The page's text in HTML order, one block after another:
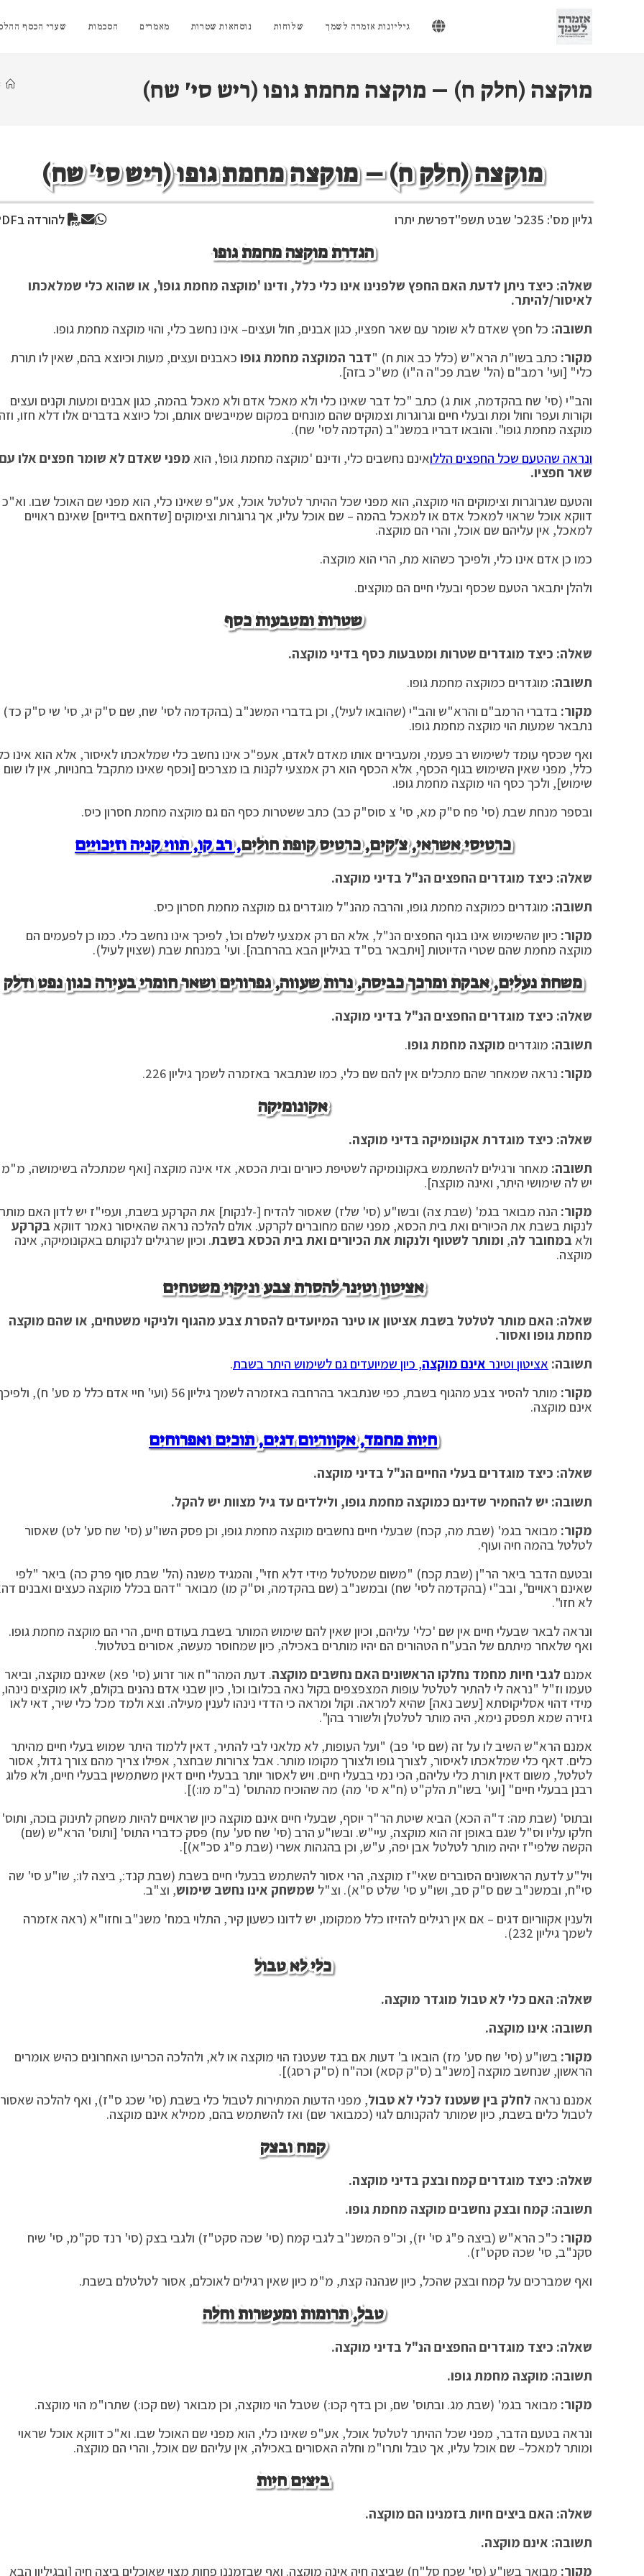
גיליונות אזמרה לשמך שלוחות נוסחאות שטרות מאמרים הסכמות שערי הכסף
מוקצה (חלק ח) – מוקצה מחמת גופו (ריש סי' שח)
מוקצה (חלק ח) – מוקצה מחמת גופו (ריש סי' שח)
גליון מס': 235 כ' שבט תשפ"דפרשת יתרו להורדה בPDF
הגדרת מוקצה מחמת גופו
שאלה: כיצד ניתן לדעת האם החפץ שלפנינו אינו כלי כלל, ודינו 'מוקצה מחמת גופו', או שהוא כלי שמלאכתו
לאיסור/להיתר.
תשובה: כל חפץ שאדם לא שומר עם שאר חפציו, כגון אבנים, חול ועצים– אינו נחשב כלי, והוי מוקצה מחמת גופו.
מקור: כתב בשו"ת הרא"ש (כלל כב אות ח) "דבר המוקצה מחמת גופו כאבנים ועצים, מעות וכיוצא בהם, שאין לו תורת
כלי" [ועי' רמב"ם (הל' שבת פכ"ה ה"ו) מש"כ בזה].
והב"י (סי' שח בהקדמה, אות ג) כתב "כל דבר שאינו כלי ולא מאכל אדם ולא מאכל בהמה, כגון אבנים ומעות וקנים ועצים
וקורות ועפר וחול ומת ובעלי חיים וגרוגרות וצמוקים שהם מונחים במקום שמייבשים אותם, וכל כיוצא בדברים אלו דלא חזו,
מוקצה מחמת גופו". והובאו דבריו במשנ"ב (הקדמה לסי' שח).
ונראה שהטעם שכל החפצים הללואינם נחשבים כלי, ודינם 'מוקצה מחמת גופו', הוא מפני שאדם לא שומר חפצים אלו עם
שאר חפציו.
והטעם שגרוגרות וצימוקים הוי מוקצה, הוא מפני שכל ההיתר לטלטל אוכל, אע"פ שאינו כלי, הוא מפני שם האוכל שבו. וא"כ
דווקא אוכל שראוי למאכל אדם או למאכל בהמה – שם אוכל עליו, אך גרוגרות וצימוקים [שדחאם בידיים] שאינם ראויים
למאכל, אין עליהם שם אוכל, והרי הם מוקצה.
כמו כן אדם אינו כלי, ולפיכך כשהוא מת, הרי הוא מוקצה.
ולהלן יתבאר הטעם שכסף ובעלי חיים הם מוקצים.
שטרות ומטבעות כסף
שאלה: כיצד מוגדרים שטרות ומטבעות כסף בדיני מוקצה.
תשובה: מוגדרים כמוקצה מחמת גופו.
מקור: בדברי הרמב"ם והרא"ש והב"י (שהובאו לעיל), וכן בדברי המשנ"ב (בהקדמה לסי' שח, שם ס"ק יג, סי' שי ס"ק כד)
נתבאר שמעות הוי מוקצה מחמת גופו.
ואף שכסף עומד לשימוש רב פעמי, ומעבירים אותו מאדם לאדם, אעפ"כ אינו נחשב כלי שמלאכתו לאיסור, אלא הוא אינו
כלל, מפני שאין השימוש בגוף הכסף, אלא הכסף הוא רק אמצעי לקנות בו מצרכים [וכסף שאינו מתקבל בחנויות, אין לו שום
שימוש], ולכך כסף הוי מוקצה מחמת גופו.
ובספר מנחת שבת (סי' פח ס"ק מא, סי' צ סוס"ק כב) כתב ששטרות כסף הם גם מוקצה מחמת חסרון כיס.
כרטיסי אשראי, צ'קים, כרטיס קופת חולים, רב קו, תווי קניה וזיכויים
שאלה: כיצד מוגדרים החפצים הנ"ל בדיני מוקצה.
תשובה: מוגדרים כמוקצה מחמת גופו, והרבה מהנ"ל מוגדרים גם מוקצה מחמת חסרון כיס.
מקור: כיון שהשימוש אינו בגוף החפצים הנ"ל, אלא הם רק אמצעי לשלם וכו', לפיכך אינו נחשב כלי. כמו כן לפעמים הם
מוקצה מחמת שהם שטרי הדיוטות [ויתבאר בס"ד בגיליון הבא בהרחבה]. ועי' במנחת שבת (שצוין לעיל).
משחת נעלים, אבקת ומרכך כביסה, נרות שעווה, גפרורים ושאר חומרי בעירה כגון נפט ודלק
שאלה: כיצד מוגדרים החפצים הנ"ל בדיני מוקצה.
תשובה: מוגדרים מוקצה מחמת גופו.
מקור: נראה שמאחר שהם מתכלים אין להם שם כלי, כמו שנתבאר באזמרה לשמך גיליון 226.
אקונומיקה
שאלה: כיצד מוגדרת אקונומיקה בדיני מוקצה.
תשובה: מאחר ורגילים להשתמש באקונומיקה לשטיפת כיורים ובית הכסא, אזי אינה מוקצה [ואף שמתכלה בשימושה, מ"מ
יש לה שימושי היתר, ואינה מוקצה].
מקור: הנה מבואר בגמ' (שבת צה) ובשו"ע (סי' שלז) שאסור להדיח [-לנקות] את הקרקע בשבת, ועפי"ז יש לדון האם מותר
לנקות בשבת את הכיורים ואת בית הכסא, מפני שהם מחוברים לקרקע. אולם להלכה נראה שהאיסור נאמר דווקא בקרקע
ולא במחובר לה, ומותר לשטוף ולנקות את הכיורים ואת בית הכסא בשבת. וכיון שרגילים לנקותם באקונומיקה, אינה
מוקצה.
אציטון וטינר להסרת צבע וניקוי משטחים
שאלה: האם מותר לטלטל בשבת אציטון או טינר המיועדים להסרת צבע מהגוף ולניקוי משטחים, או שהם מוקצה
מחמת גופו ואסור.
תשובה: אציטון וטינר אינם מוקצה, כיון שמיועדים גם לשימוש היתר בשבת.
מקור:
מותר להסיר צבע מהגוף בשבת, כפי שנתבאר בהרחבה באזמרה לשמך גיליון 56 (ועי' חיי אדם כלל מ סע' ח),
אינם מוקצה.
חיות מחמד, אקווריום דגים, תוכים ואפרוחים
שאלה: כיצד מוגדרים בעלי החיים הנ"ל בדיני מוקצה.
תשובה: יש להחמיר שדינם כמוקצה מחמת גופו, ולילדים עד גיל מצוות יש להקל.
מקור: מבואר בגמ' (שבת מה, קכח) שבעלי חיים נחשבים מוקצה מחמת גופו, וכן פסק השו"ע (סי' שח סע' לט) שאסור
לטלטל בהמה חיה ועוף.
ובטעם הדבר ביאר הר"ן (שבת קכח) "משום שמטלטל מידי דלא חזי", והמגיד משנה (הל' שבת סוף פרק כה) ביאר "לפי
שאינם ראויים", ובב"י (בהקדמה לסי' שח) ובמשנ"ב (שם בהקדמה, וס"ק מו) מבואר "דהם בכלל מוקצה כעצים ואבנים
לא חזו".
ונראה לבאר שבעלי חיים אין שם 'כלי' עליהם, וכיון שאין להם שימוש המותר בשבת בעודם חיים, הרי הם מוקצה מחמת גופו.
ואף שלאחר מיתתם של הבע"ח הטהורים הם יהיו מותרים באכילה, כיון שמחוסר מעשה, אסורים בטלטול.
אמנם לגבי חיות מחמד נחלקו הראשונים האם נחשבים מוקצה. דעת המהר"ח אור זרוע (סי' פא) שאינם מוקצה, וביאר
טעמו וז"ל "נראה לי להתיר לטלטל עופות המצפצפים בקול נאה בכלובו וכו', כיון שבני אדם נהנים בקולם, לאו מוקצים נינהו,
מידי דהוי אסליקוסתא [עשב נאה] שהיא למראה. וקול ומראה כי הדדי נינהו לענין מעילה. וצא ולמד מכל כלי שיר, דאי לאו
גזירה שמא תפסק נימא, היה מותר לטלטלן ולשורר בהן".
אמנם הרא"ש השיב לו על זה (שם סי' פב) "ועל העופות, לא מלאני לבי להתיר, דאין ללמוד היתר שמוש בעלי חיים מהיתר
כלים. דאף כלי שמלאכתו לאיסור, לצורך גופו ולצורך מקומו מותר. אבל צרורות שבחצר, אפילו צריך מהם צורך גדול, אסור
לטלטל, משום דאין תורת כלי עליהם, הכי נמי בבעלי חיים. ויש לאסור יותר בבעלי חיים דאין משתמשין בבעלי חיים, ולא פלוג
רבנן בבעלי חיים" [ועי' בשו"ת הלק"ט (ח"א סי' מה) מה שהוכיח מהתוס' (ב"מ מו:)].
ובתוס' (שבת מה: ד"ה הכא) הביא שיטת הר"ר יוסף, שבעלי חיים אינם מוקצה כיון שראויים להיות משחק לתינוק בוכה, ותוס'
חלקו עליו וס"ל שגם באופן זה הוא מוקצה, עיי"ש. ובשו"ע הרב (סי' שח סע' עח) פסק כדברי התוס' [ותוס' הרא"ש (שם)
הקשה שלפי"ז יהיה מותר לטלטל אבן יפה, ע"ש, וכן בהגהות אשרי (שבת פ"ג סכ"א)].
ויל"ע לדעת הראשונים הסוברים שאי"ז מוקצה, הרי אסור להשתמש בבעלי חיים בשבת (שבת קנד:, ביצה לו:, שו"ע סי' שה
סי"ח, ובמשנ"ב שם ס"ק סב, ושו"ע סי' שלט ס"א). וצ"ל שמשחק אינו נחשב שימוש, וצ"ב.
ולענין אקווריום דגים – אם אין רגילים להזיזו כלל ממקומו, יש לדונו כשעון קיר, התלוי במח' משנ"ב וחזו"א (ראה אזמרה
לשמך גיליון 232).
כלי לא טבול
שאלה: האם כלי לא טבול מוגדר מוקצה.
תשובה: אינו מוקצה.
מקור: בשו"ע (סי' שח סע' מז) הובאו ב' דעות אם בגד שעטנז הוי מוקצה או לא, ולהלכה הכריעו האחרונים כהיש אומרים
הראשון, שנחשב מוקצה [משנ"ב (ס"ק קסא) וכה"ח (ס"ק רסג)].
אמנם נראה לחלק בין שעטנז לכלי לא טבול, מפני הדעות המתירות לטבול כלי בשבת (סי' שכג ס"ז), ואף להלכה שאסור
לטבול כלים בשבת, כיון שמותר להקנותם לגוי (כמבואר שם) ואז להשתמש בהם, ממילא אינם מוקצה.
קמח ובצק
שאלה: כיצד מוגדרים קמח ובצק בדיני מוקצה.
תשובה: קמח ובצק נחשבים מוקצה מחמת גופו.
מקור: כ"כ הרא"ש (ביצה פ"ג סי' יז), וכ"פ המשנ"ב לגבי קמח (סי' שכה סקט"ז) ולגבי בצק (סי' רנד סק"מ, סי' שיח
סקנ"ב, סי' שכה סקט"ז).
ואף שמברכים על קמח ובצק שהכל, כיון שנהנה קצת, מ"מ כיון שאין רגילים לאוכלם, אסור לטלטלם בשבת.
טבל, תרומות ומעשרות וחלה
שאלה: כיצד מוגדרים החפצים הנ"ל בדיני מוקצה.
תשובה: מוקצה מחמת גופו.
מקור: מבואר בגמ' (שבת מג. ובתוס' שם, וכן בדף קכו:) שטבל הוי מוקצה, וכן מבואר (שם קכו:) שתרו"מ הוי מוקצה.
ונראה בטעם הדבר, מפני שכל ההיתר לטלטל אוכל, אע"פ שאינו כלי, הוא מפני שם האוכל שבו. וא"כ דווקא אוכל שראוי
ומותר למאכל– שם אוכל עליו, אך טבל ותרו"מ וחלה האסורים באכילה, אין עליהם שם אוכל, והרי הם מוקצה.
ביצים חיות
שאלה: האם ביצים חיות בזמנינו הם מוקצה.
תשובה: אינם מוקצה.
מקור: מבואר בשו"ע (סי' שכח סל"ח) שביצה חיה אינה מוקצה. ואף שבזמננו פחות מצוי שאוכלים ביצה חיה [ובגיליון הבא